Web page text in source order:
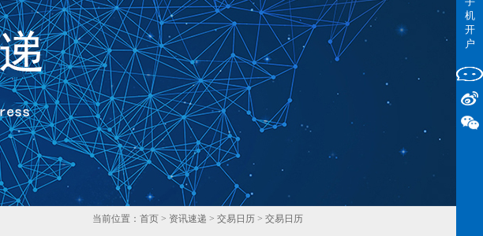
当前位置： 首页 > 资讯速递 > 交易日历 > 交易日历
机
开
户